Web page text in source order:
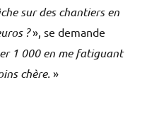
sur des chantiers en
?», se demande
1 000 en me fatiguant
chère. »